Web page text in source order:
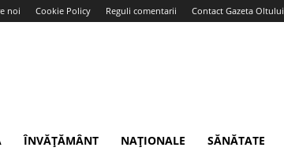
noi Cookie Policy Reguli comentarii Contact Gazeta Oltului
ÎNVĂȚĂMÂNT NAȚIONALE SĂNĂTATE